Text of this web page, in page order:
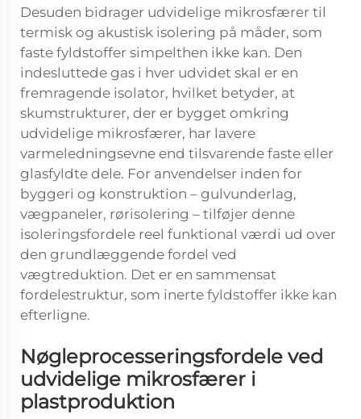
Desuden bidrager udvidelige mikrosfærer til
termisk og akustisk isolering på måder, som
faste fyldstoffer simpelthen ikke kan. Den
indesluttede gas i hver udvidet skal er en
fremragende isolator, hvilket betyder, at
skumstrukturer, der er bygget omkring
udvidelige mikrosfærer, har lavere
varmeledningsevne end tilsvarende faste eller
glasfyldte dele. For anvendelser inden for
byggeri og konstruktion – gulvunderlag,
vægpaneler, rørisolering – tilføjer denne
isoleringsfordele reel funktional værdi ud over
den grundlæggende fordel ved
vægtreduktion. Det er en sammensat
fordelestruktur, som inerte fyldstoffer ikke kan
efterligne.
Nøgleprocesseringsfordele ved
udvidelige mikrosfærer i
plastproduktion